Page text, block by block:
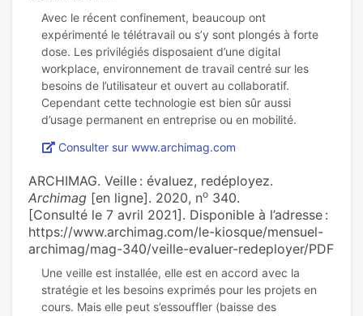
Avec le récent confinement, beaucoup ont
expérimenté le télétravail ou s’y sont plongés à forte
dose. Les privilégiés disposaient d’une digital
workplace, environnement de travail centré sur les
besoins de l’utilisateur et ouvert au collaboratif.
Cependant cette technologie est bien sûr aussi
Consulter sur www.archimag.com
ARCHIMAG. Veille : évaluez, redéployez.
Archimag [en ligne]. 2020, no 340.
[Consulté le 7 avril 2021]. Disponible à l’adresse :
https://www.archimag.com/le-kiosque/mensuel-
archimag/mag-340/veille-evaluer-redeployer/PDF
Une veille est installée, elle est en accord avec la
stratégie et les besoins exprimés pour les projets en
cours. Mais elle peut s’essouffler (baisse des